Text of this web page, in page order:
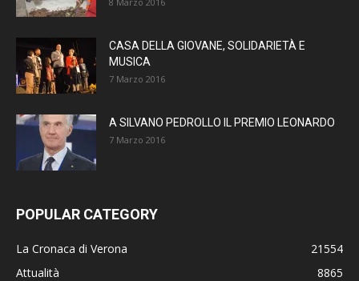
CASA DELLA GIOVANE, SOLIDARIETÀ E
MUSICA
7 Marzo 2016
A SILVANO PEDROLLO IL PREMIO LEONARDO
7 Marzo 2016
POPULAR CATEGORY
La Cronaca di Verona
21554
Attualità
8865